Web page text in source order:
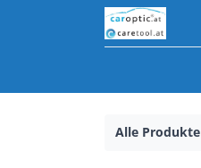
Alle Produkte